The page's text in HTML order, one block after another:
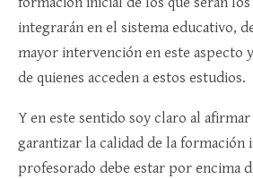
integrarán en el sistema educativo,
mayor intervención en este aspecto
de quienes acceden a estos estudios.
Y en este sentido soy claro al
garantizar la calidad de la formación
profesorado debe estar por encima